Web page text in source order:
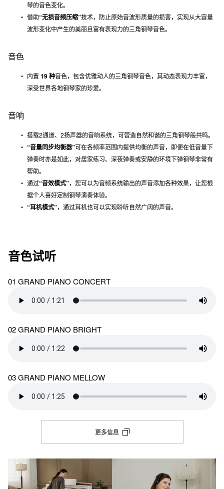
琴的音色变化。
借助“无损音频压缩”技术，防止原始音波形质量的损害，实现从大容量
波形变化中产生的美丽且富有表现力的三角钢琴音色。
音色
内置 19 种音色，包含优雅动人的三角钢琴音色，其动态表现力丰富，
深受世界各地钢琴家的珍爱。
音响
搭载2通道、2扬声器的音响系统，可营造自然和谐的三角钢琴般共鸣。
“音量同步均衡器”可在各频率范围内提供均衡的声音，即便在低音量下
弹奏时亦是如此，对居家练习、深夜弹奏或安静的环境下弹钢琴非常有
帮助。
通过“音效模式”，您可以为音频系统输出的声音添加各种效果，让您根
据个人喜好定制钢琴演奏体验。
“耳机模式”，通过耳机也可以实现聆听自然广阔的声音。
音色试听
01 GRAND PIANO CONCERT
02 GRAND PIANO BRIGHT
03 GRAND PIANO MELLOW
更多信息